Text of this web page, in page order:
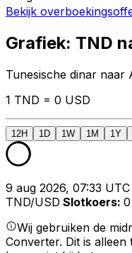
Bekijk
Grafiek: TND
Tunesische dinar naar
1 TND = 0 USD
12H 1D 1W 1M 1Y
9 aug 2026, 07:33
TND/USD Slotkoers: 0
Wij gebruiken de
Converter. Dit is